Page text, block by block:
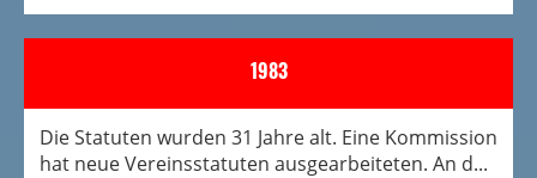
1983
Die Statuten wurden 31 Jahre alt. Eine Kommission
hat neue Vereinsstatuten ausgearbeiteten. An d...